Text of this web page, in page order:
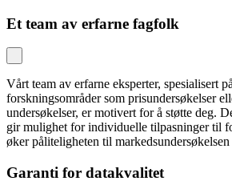
Et team av erfarne fagfolk
Vårt team av erfarne eksperter, spesialisert
forskningsområder som prisundersøkelser
undersøkelser, er motivert for å støtte deg.
gir mulighet for individuelle tilpasninger til
øker påliteligheten til
Garanti for datakvalitet